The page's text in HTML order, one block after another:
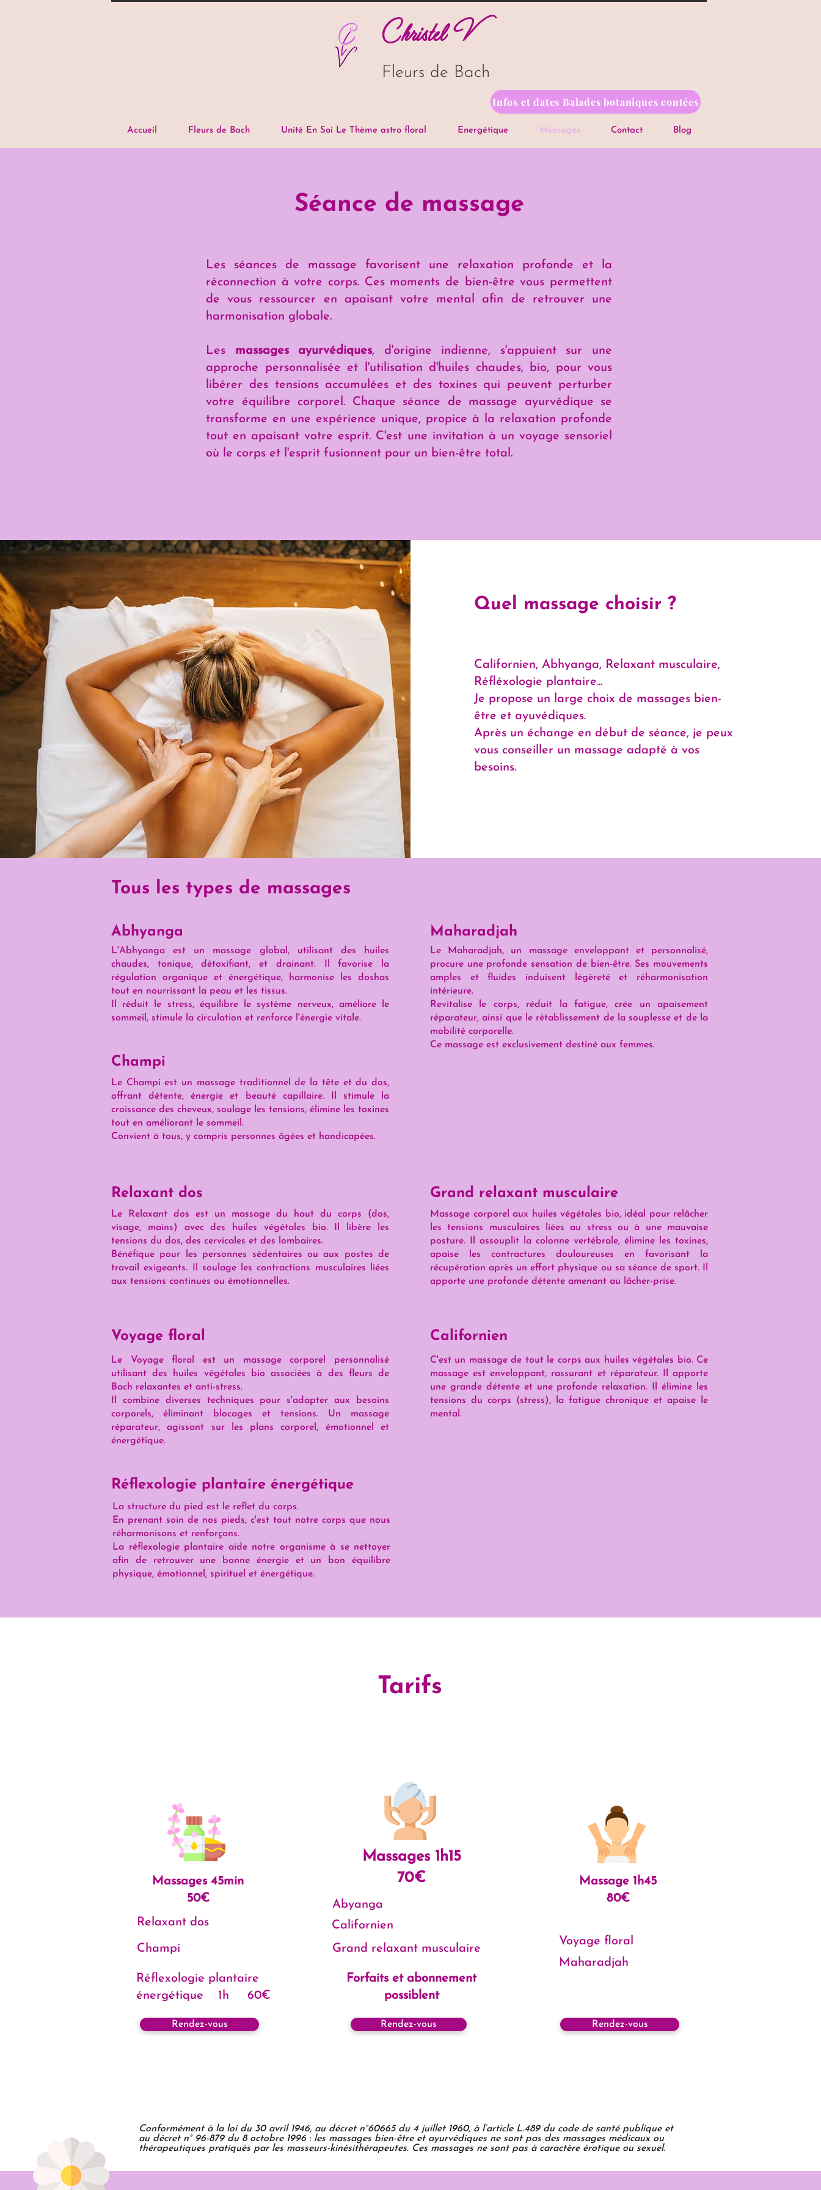
Christel V
Fleurs de Bach
Infos et dates Balades botaniques contées
Accueil Fleurs de Bach Unité En Soi Le Thème astro floral Energétique Massages Contact Blog
Séance de massage
Les séances de massage favorisent une relaxation profonde et la
réconnection à votre corps. Ces moments de bien-être vous permettent
de vous ressourcer en apaisant votre mental afin de retrouver une
harmonisation globale.
Les massages ayurvédiques, d'origine indienne, s'appuient sur une
approche personnalisée et l'utilisation d'huiles chaudes, bio, pour vous
libérer des tensions accumulées et des toxines qui peuvent perturber
votre équilibre corporel. Chaque séance de massage ayurvédique se
transforme en une expérience unique, propice à la relaxation profonde
tout en apaisant votre esprit. C'est une invitation à un voyage sensoriel
où le corps et l'esprit fusionnent pour un bien-être total.
Quel massage choisir ?
Californien, Abhyanga, Relaxant musculaire,
Réfléxologie plantaire...
Je propose un large choix de massages bien-
être et ayuvédiques.
Après un échange en début de séance, je peux
vous conseiller un massage adapté à vos
besoins.
Tous les types de massages
Abhyanga
L'Abhyanga est un massage global, utilisant des huiles
chaudes, tonique, détoxifiant, et drainant. Il favorise la
régulation organique et énergétique, harmonise les doshas
tout en nourrissant la peau et les tissus.
Il réduit le stress, équilibre le système nerveux, améliore le
sommeil, stimule la circulation et renforce l'énergie vitale.
Maharadjah
Le Maharadjah, un massage enveloppant et personnalisé,
procure une profonde sensation de bien-être. Ses mouvements
amples et fluides induisent légèreté et réharmonisation
intérieure.
Revitalise le corps, réduit la fatigue, crée un apaisement
réparateur, ainsi que le rétablissement de la souplesse et de la
mobilité corporelle.
Ce massage est exclusivement destiné aux femmes.
Champi
Le Champi est un massage traditionnel de la tête et du dos,
offrant détente, énergie et beauté capillaire. Il stimule la
croissance des cheveux, soulage les tensions, élimine les toxines
tout en améliorant le sommeil.
Convient à tous, y compris personnes âgées et handicapées.
Relaxant dos
Le Relaxant dos est un massage du haut du corps (dos,
visage, mains) avec des huiles végétales bio. Il libère les
tensions du dos, des cervicales et des lombaires.
Bénéfique pour les personnes sédentaires ou aux postes de
travail exigeants. Il soulage les contractions musculaires liées
aux tensions continues ou émotionnelles.
Voyage floral
Le Voyage floral est un massage corporel personnalisé
utilisant des huiles végétales bio associées à des fleurs de
Bach relaxantes et anti-stress.
Il combine diverses techniques pour s'adapter aux besoins
corporels, éliminant blocages et tensions. Un massage
réparateur, agissant sur les plans corporel, émotionnel et
énergétique.
Grand relaxant musculaire
Massage corporel aux huiles végétales bio, idéal pour relâcher
les tensions musculaires liées au stress ou à une mauvaise
posture. Il assouplit la colonne vertébrale, élimine les toxines,
apaise les contractures douloureuses en favorisant la
récupération après un effort physique ou sa séance de sport. Il
apporte une profonde détente amenant au lâcher-prise.
Californien
C'est un massage de tout le corps aux huiles végétales bio. Ce
massage est enveloppant, rassurant et réparateur. Il apporte
une grande détente et une profonde relaxation. Il élimine les
tensions du corps (stress), la fatigue chronique et apaise le
mental.
Réflexologie plantaire énergétique
La structure du pied est le reflet du corps.
En prenant soin de nos pieds, c'est tout notre corps que nous
réharmonisons et renforçons.
La réflexologie plantaire aide notre organisme à se nettoyer
afin de retrouver une bonne énergie et un bon équilibre
physique, émotionnel, spirituel et énergétique.
Tarifs
Massages 45min
50€
Relaxant dos
Champi
Réflexologie plantaire
énergétique 1h 60€
Rendez-vous
Massages 1h15
70€
Abyanga
Californien
Grand relaxant musculaire
Forfaits et abonnement
possiblent
Rendez-vous
Massage 1h45
80€
Voyage floral
Maharadjah
Rendez-vous
Conformément à la loi du 30 avril 1946, au décret n°60665 du 4 juillet 1960, à l’article L.489 du code de santé publique et
au décret n° 96-879 du 8 octobre 1996 : les massages bien-être et ayurvédiques ne sont pas des massages médicaux ou
thérapeutiques pratiqués par les masseurs-kinésithérapeutes. Ces massages ne sont pas à caractère érotique ou sexuel.